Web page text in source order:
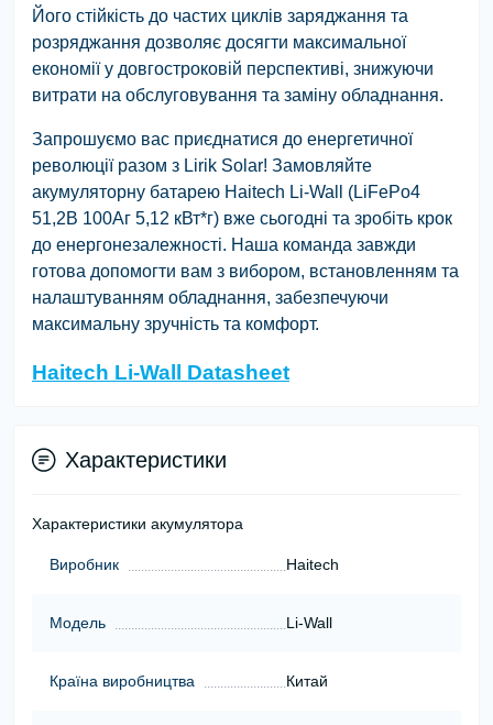
Його стійкість до частих циклів заряджання та
розряджання дозволяє досягти максимальної
економії у довгостроковій перспективі, знижуючи
витрати на обслуговування та заміну обладнання.
Запрошуємо вас приєднатися до енергетичної
революції разом з Lirik Solar! Замовляйте
акумуляторну батарею Haitech Li-Wall (LiFePo4
51,2В 100Аг 5,12 кВт*г) вже сьогодні та зробіть крок
до енергонезалежності. Наша команда завжди
готова допомогти вам з вибором, встановленням та
налаштуванням обладнання, забезпечуючи
максимальну зручність та комфорт.
Haitech Li-Wall Datasheet
Характеристики
Характеристики акумулятора
Виробник Haitech
Модель Li-Wall
Країна виробництва Китай